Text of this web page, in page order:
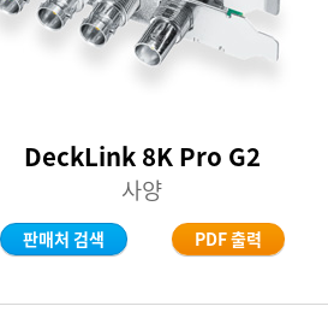
DeckLink 8K Pro G2
사양
판매처 검색 PDF 출력